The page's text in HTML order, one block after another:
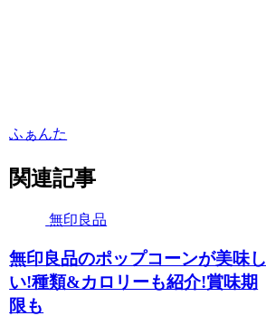
ふぁんた
関連記事
無印良品
無印良品のポップコーンが美味し
い!種類&カロリーも紹介!賞味期
限も